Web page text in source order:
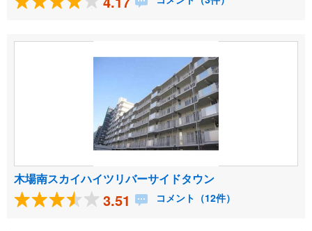
木場南スカイハイツリバーサイドタウン
3.51 コメント（12件）